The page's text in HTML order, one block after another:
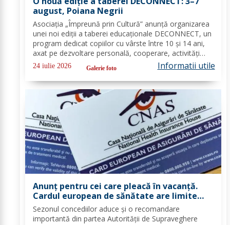
august, Poiana Negrii
Asociația „Împreună prin Cultură” anunță organizarea
unei noi ediții a taberei educaționale DECONNECT, un
program dedicat copiilor cu vârste între 10 și 14 ani,
axat pe dezvoltare personală, cooperare, activități
outdoor și deconectare totală de la telefon. O tabără
cu sens, nu doar o vacanță!...
24 iulie 2026 Galerie foto Informatii utile
Anunț pentru cei care pleacă în vacanță.
Cardul european de sănătate are limite
importante. Greșeala care te poate costa
mii de euro
Sezonul concediilor aduce și o recomandare
importantă din partea Autorității de Supraveghere